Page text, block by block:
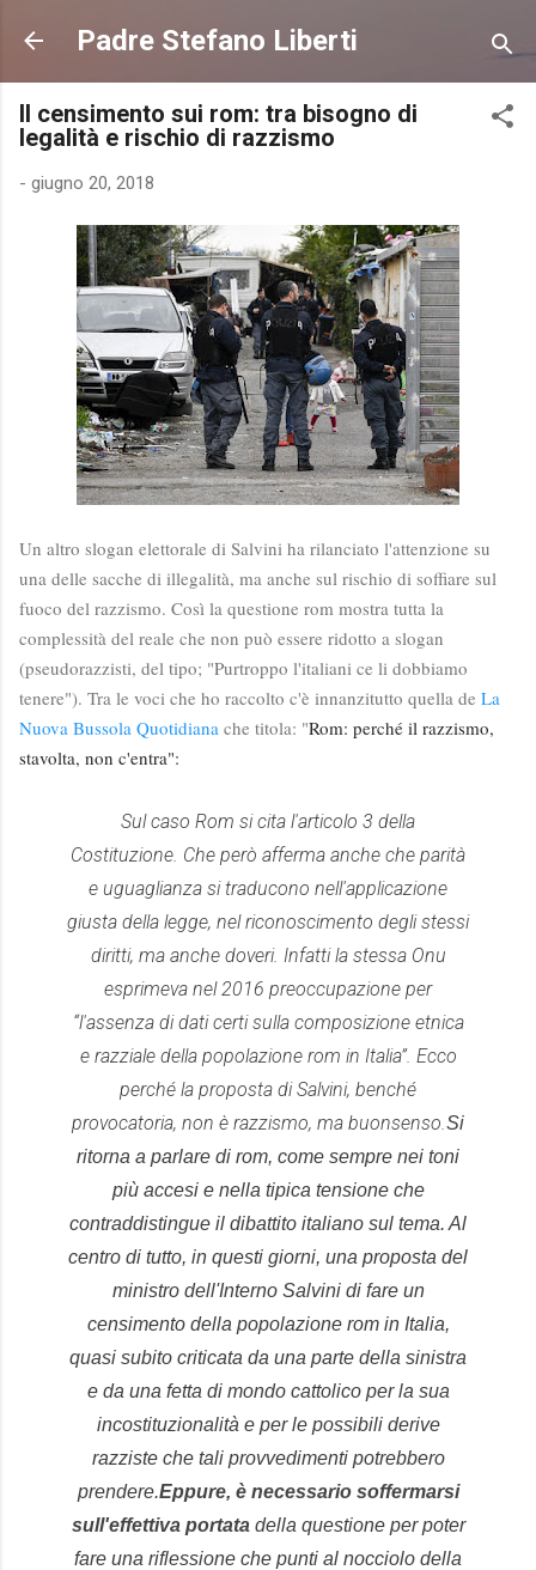
Passa ai contenuti principali
Padre Stefano Liberti
Il censimento sui rom: tra bisogno di
legalità e rischio di razzismo
- giugno 20, 2018
Un altro slogan elettorale di Salvini ha rilanciato l'attenzione su
una delle sacche di illegalità, ma anche sul rischio di soffiare sul
fuoco del razzismo. Così la questione rom mostra tutta la
complessità del reale che non può essere ridotto a slogan
(pseudorazzisti, del tipo; "Purtroppo l'italiani ce li dobbiamo
tenere"). Tra le voci che ho raccolto c'è innanzitutto quella de La
Nuova Bussola Quotidiana che titola: "Rom: perché il razzismo,
stavolta, non c'entra":
Sul caso Rom si cita l'articolo 3 della
Costituzione. Che però afferma anche che parità
e uguaglianza si traducono nell'applicazione
giusta della legge, nel riconoscimento degli stessi
diritti, ma anche doveri. Infatti la stessa Onu
esprimeva nel 2016 preoccupazione per
“l'assenza di dati certi sulla composizione etnica
e razziale della popolazione rom in Italia”. Ecco
perché la proposta di Salvini, benché
provocatoria, non è razzismo, ma buonsenso. Si
ritorna a parlare di rom, come sempre nei toni
più accesi e nella tipica tensione che
contraddistingue il dibattito italiano sul tema. Al
centro di tutto, in questi giorni, una proposta del
ministro dell'Interno Salvini di fare un
censimento della popolazione rom in Italia,
quasi subito criticata da una parte della sinistra
e da una fetta di mondo cattolico per la sua
incostituzionalità e per le possibili derive
razziste che tali provvedimenti potrebbero
prendere.Eppure, è necessario soffermarsi
sull'effettiva portata della questione per poter
fare una riflessione che punti al nocciolo della